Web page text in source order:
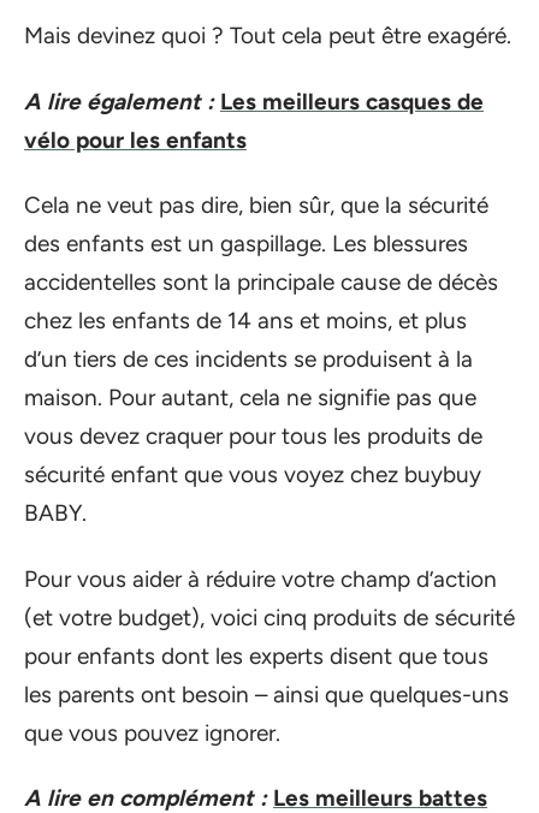
Mais devinez quoi ? Tout cela peut être exagéré.
A lire également : Les meilleurs casques de
vélo pour les enfants
Cela ne veut pas dire, bien sûr, que la sécurité
des enfants est un gaspillage. Les blessures
accidentelles sont la principale cause de décès
chez les enfants de 14 ans et moins, et plus
d’un tiers de ces incidents se produisent à la
maison. Pour autant, cela ne signifie pas que
vous devez craquer pour tous les produits de
sécurité enfant que vous voyez chez buybuy
BABY.
Pour vous aider à réduire votre champ d’action
(et votre budget), voici cinq produits de sécurité
pour enfants dont les experts disent que tous
les parents ont besoin – ainsi que quelques-uns
que vous pouvez ignorer.
A lire en complément : Les meilleurs battes